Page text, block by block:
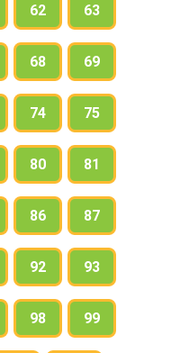
62 63
68 69
74 75
80 81
86 87
92 93
98 99